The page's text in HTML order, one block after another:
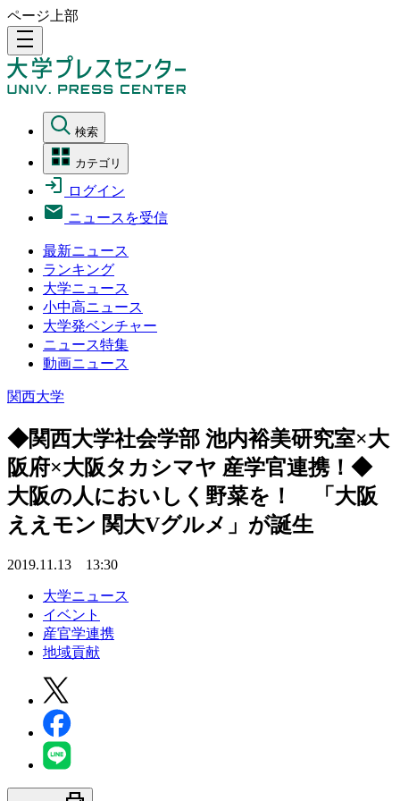
ページ上部
density_medium
検索
カテゴリ
ログイン
ニュースを受信
最新ニュース
ランキング
大学ニュース
小中高ニュース
大学発ベンチャー
ニュース特集
動画ニュース
関西大学
◆関西大学社会学部 池内裕美研究室×大
阪府×大阪タカシマヤ 産学官連携！◆
大阪の人においしく野菜を！ 「大阪
ええモン 関大Vグルメ」が誕生
2019.11.13 13:30
大学ニュース
イベント
産官学連携
地域貢献